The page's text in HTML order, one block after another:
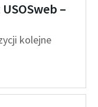
–
kolejne